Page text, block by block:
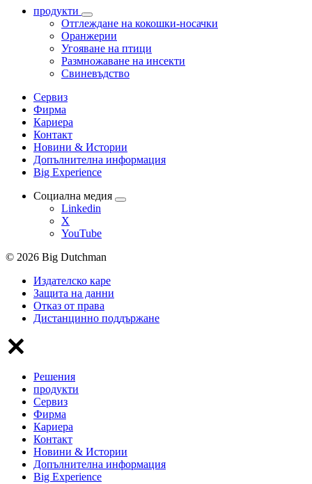
продукти
Отглеждане на кокошки-носачки
Оранжерии
Угояване на птици
Размножаване на инсекти
Свиневъдство
Сервиз
Фирма
Кариера
Контакт
Новини & Истории
Допълнителна информация
Big Experience
Социална медия
Linkedin
X
YouTube
© 2026 Big Dutchman
Издателско каре
Защита на данни
Отказ от права
Дистанцинно поддържане
Решения
продукти
Сервиз
Фирма
Кариера
Контакт
Новини & Истории
Допълнителна информация
Big Experience